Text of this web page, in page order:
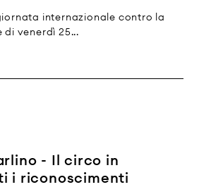
internazionale contro la
di venerdì 25...
- Il circo in
i riconoscimenti